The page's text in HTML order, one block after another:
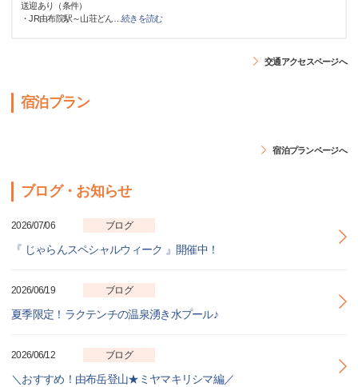
送迎あり（条件）
・JR由布院駅～山荘どん
続きを読む
交通アクセスページへ
宿泊プラン
宿泊プランページへ
ブログ・お知らせ
2026/07/06 ブログ
『 じゃらんスペシャルウィーク 』開催中！
2026/06/19 ブログ
夏季限定！ラクテンチの温泉湧き水プール♪
2026/06/12 ブログ
＼おすすめ！由布岳登山★ミヤマキリシマ編／